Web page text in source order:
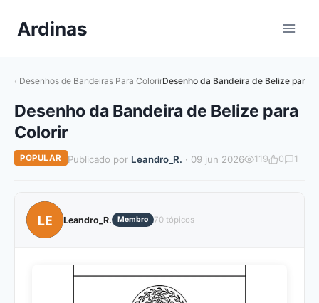
paraArdinas
Desenhos de Bandeiras Para ColorirDesenho da Bandeira de Belize para
Desenho da Bandeira de Belize para
Colorir
POPULAR Publicado por Leandro_R. · 09 jun 2026 119 0 1
LE Leandro_R. Membro 70 tópicos